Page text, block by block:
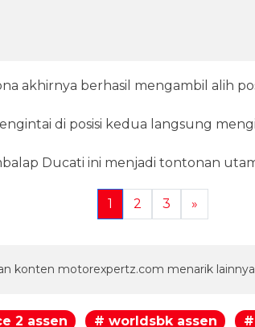
akhirnya berhasil mengambil alih
di posisi kedua langsung
Ducati ini menjadi tontonan
1 2 3 »
konten motorexpertz.com menarik
2 assen # worldsbk assen